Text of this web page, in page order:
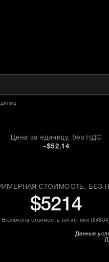
Цена за единицу, без НДС
~$52.14
СТОИМОСТЬ, БЕЗ
$5214
Включена стоимость логистики ($4804
Данные